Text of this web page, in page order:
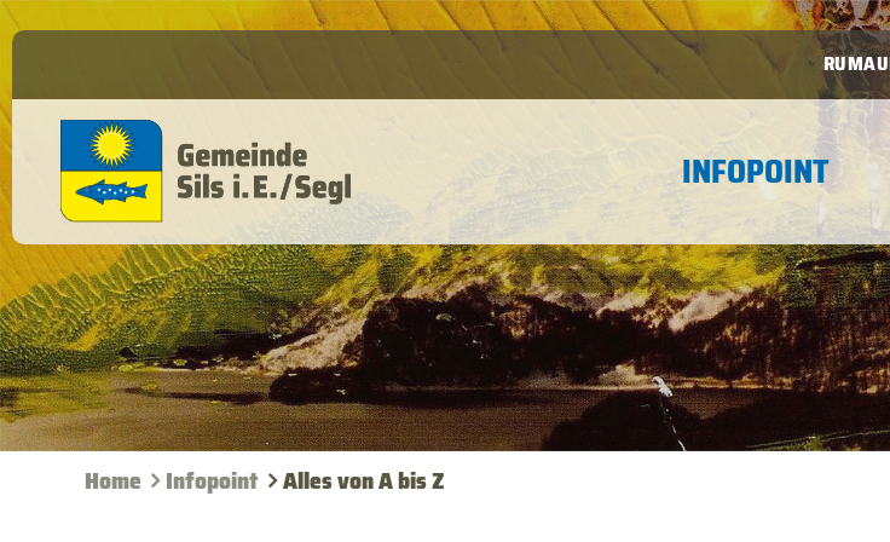
INFOPOINT
Home Infopoint Alles von A bis Z